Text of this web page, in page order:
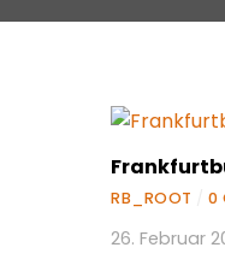
RB_ROOT 0
26. Februar